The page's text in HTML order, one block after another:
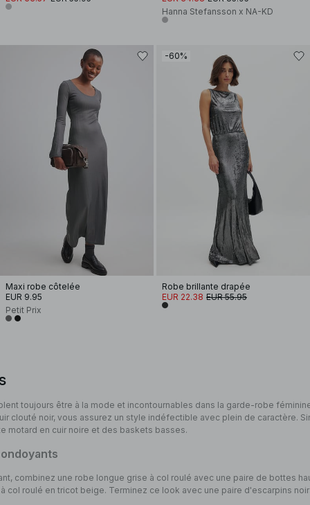
Hanna Stefansson x NA-KD
Maxi robe côtelée
EUR 9.95
Petit Prix
-60%
Robe brillante drapée
EUR 22.38 EUR 55.95
toujours être à la mode et incontournables dans la garde-robe
clouté noir, vous assurez un style indéfectible avec plein de caractère.
motard en cuir noire et des baskets basses.
combinez une robe longue grise à col roulé avec une paire de bottes
col roulé en tricot beige. Terminez ce look avec une paire d'escarpins